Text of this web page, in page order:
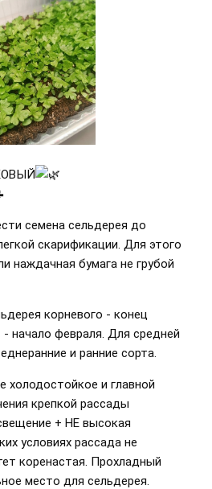
семена сельдерея до
скарификации. Для этого
наждачная бумага не грубой
корневого - конец
- начало февраля. Для средней
и ранние сорта.
холодостойкое и главной
крепкой рассады
+ НЕ высокая
условиях рассада не
коренастая. Прохладный
место для сельдерея.